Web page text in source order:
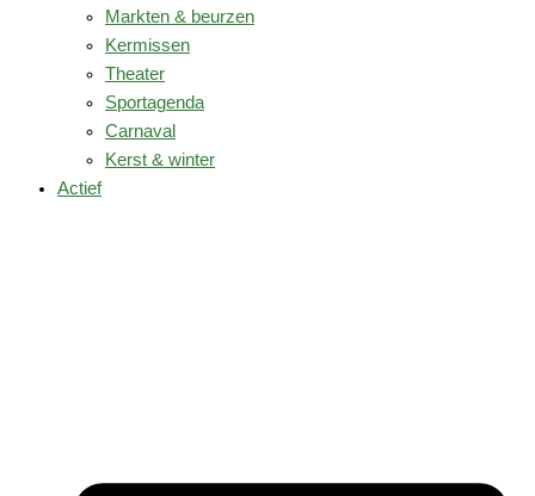
Markten & beurzen
Kermissen
Theater
Sportagenda
Carnaval
Kerst & winter
Actief